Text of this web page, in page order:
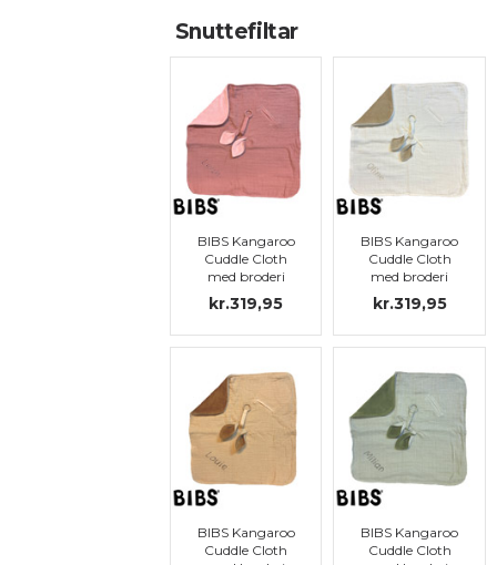
Snuttefiltar
BIBS Kangaroo
Cuddle Cloth
med broderi
kr.319,95
BIBS Kangaroo
Cuddle Cloth
med broderi
kr.319,95
BIBS Kangaroo
Cuddle Cloth
BIBS Kangaroo
Cuddle Cloth